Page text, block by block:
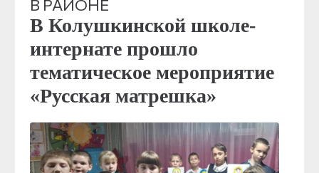
В РАЙОНЕ
В Колушкинской школе-
интернате прошло
тематическое мероприятие
«Русская матрешка»